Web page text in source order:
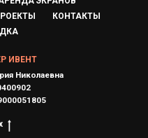
КОНТАКТЫ
ИВЕНТ
Николаевна